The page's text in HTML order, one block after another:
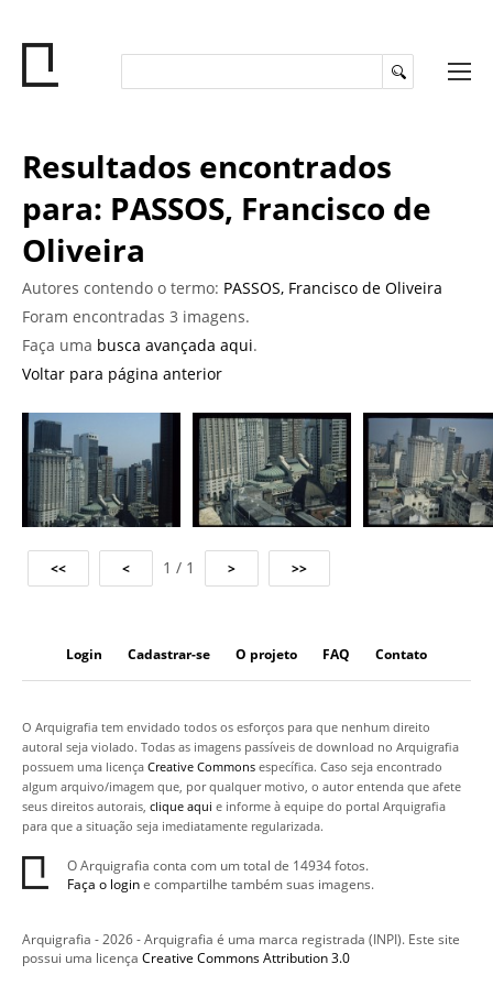
Resultados encontrados
para: PASSOS, Francisco de
Oliveira
Autores contendo o termo: PASSOS, Francisco de Oliveira
Foram encontradas 3 imagens.
Faça uma busca avançada aqui.
Voltar para página anterior
1 / 1
Login Cadastrar-se O projeto FAQ Contato
O Arquigrafia tem envidado todos os esforços para que nenhum direito
autoral seja violado. Todas as imagens passíveis de download no Arquigrafia
possuem uma licença Creative Commons específica. Caso seja encontrado
algum arquivo/imagem que, por qualquer motivo, o autor entenda que afete
seus direitos autorais, clique aqui e informe à equipe do portal Arquigrafia
para que a situação seja imediatamente regularizada.
O Arquigrafia conta com um total de 14934 fotos.
Faça o logine compartilhe também suas imagens.
Arquigrafia - 2026 - Arquigrafia é uma marca registrada (INPI). Este site
possui uma licença Creative Commons Attribution 3.0